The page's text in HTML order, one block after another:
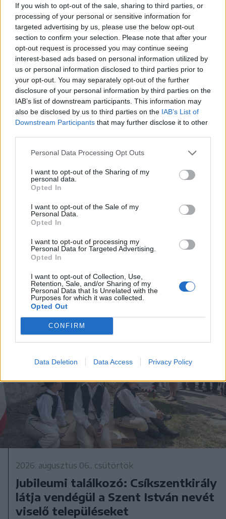
If you wish to opt-out of the sale, sharing to third parties, or
processing of your personal or sensitive information for
targeted advertising by us, please use the below opt-out
section to confirm your selection. Please note that after your
opt-out request is processed you may continue seeing
interest-based ads based on personal information utilized by
us or personal information disclosed to third parties prior to
your opt-out. You may separately opt-out of the further
disclosure of your personal information by third parties on the
IAB’s list of downstream participants. This information may
also be disclosed by us to third parties on the IAB’s List of
Downstream Participants that may further disclose it to other
Personal Data Processing Opt Outs
I want to opt-out of the Sharing of my
personal data.
Opted In
I want to opt-out of the Sale of my
Personal Data.
Opted In
I want to opt-out of processing my
Personal Data for Targeted Advertising.
Opted In
I want to opt-out of Collection, Use,
Retention, Sale, and/or Sharing of my
Personal Data that Is Unrelated with the
Purposes for which it was collected.
Opted Out
CONFIRM
Data Deletion Data Access Privacy Policy
2026. augusztus 06., csütörtök
A látás tanítója − Gaál András
műveiből nyílt emlékkiállítás a Csíki
Székely Múzeumban
2026. augusztus 06., csütörtök
Jubileumi találkozó: Csíkszentkirály
látja vendégül a Szent István nevét
viselő településeket